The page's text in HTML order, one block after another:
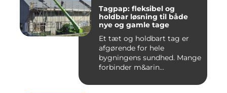
Tagpap: fleksibel og
holdbar løsning til både
nye og gamle tage
Et tæt og holdbart tag er
afgørende for hele
bygningens sundhed. Mange
forbinder m&arin...